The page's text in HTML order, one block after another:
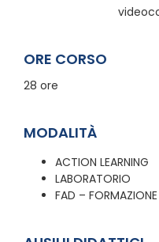
ORE CORSO
28 ore
MODALITÀ
ACTION LEARNING
LABORATORIO
FAD –